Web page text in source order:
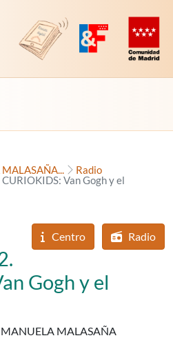
Revista Digital de EducaMadrid
Plataforma de
Radio
Van Gogh y el
Centro Radio
Gogh y el
MALASAÑA